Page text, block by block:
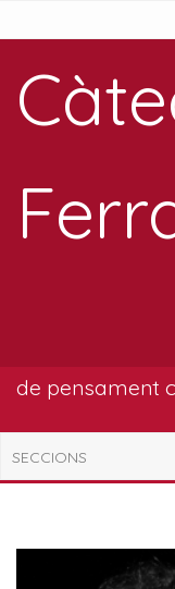
de pensament
SECCIONS